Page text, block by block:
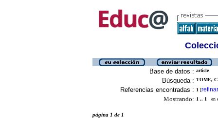
Base de datos : article
Búsqueda : TOME,
Referencias encontradas : 1 [refinar
Mostrando: 1 .. 1 en
página 1 de 1